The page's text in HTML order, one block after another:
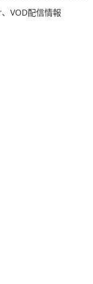
VOD配信情報